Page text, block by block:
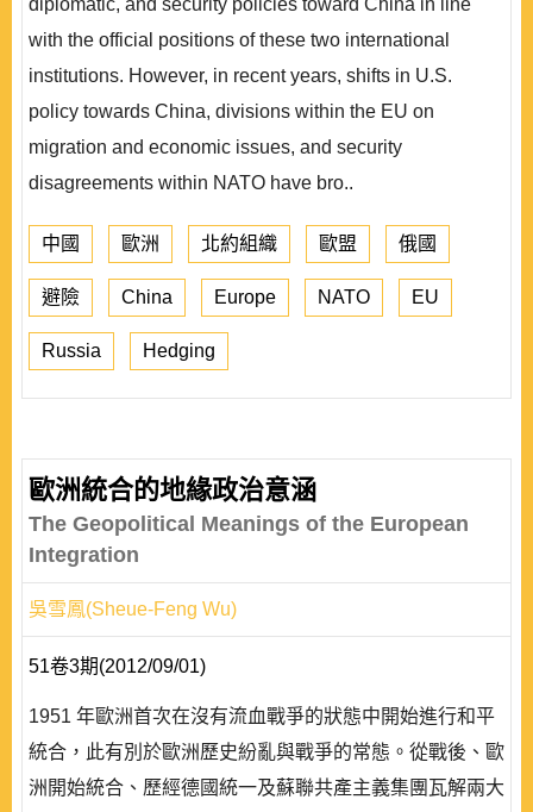
diplomatic, and security policies toward China in line
with the official positions of these two international
institutions. However, in recent years, shifts in U.S.
policy towards China, divisions within the EU on
migration and economic issues, and security
disagreements within NATO have bro..
中國 歐洲 北約組織 歐盟 俄國
避險 China Europe NATO EU
Russia Hedging
歐洲統合的地緣政治意涵
The Geopolitical Meanings of the European
Integration
吳雪鳳(Sheue-Feng Wu)
51卷3期(2012/09/01)
1951 年歐洲首次在沒有流血戰爭的狀態中開始進行和平
統合，此有別於歐洲歷史紛亂與戰爭的常態。從戰後、歐
洲開始統合、歷經德國統一及蘇聯共產主義集團瓦解兩大